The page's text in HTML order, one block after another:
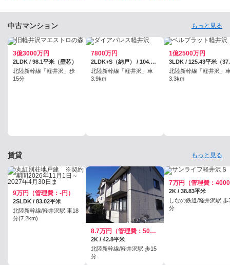
中古マンション もっと見る
3億3000万円
2LDK / 98.1平米（壁芯）
北陸新幹線「軽井沢」歩
15分
7800万円
2LDK+S（納戸） / 104.61平米（壁芯）
北陸新幹線「軽井沢」車
3.9km
1億2500万円
北陸新幹線「軽井沢」
3.3km
賃貸 もっと見る
9万円（管理費：-円）
2SLDK / 83.02平米
北陸新幹線/軽井沢駅 車18
分(7.2km)
8.7万円（管理費：5000円）
2K / 42.8平米
北陸新幹線/軽井沢駅 歩15
分
2K / 38.83平米
しなの鉄道/軽井沢駅 歩
分